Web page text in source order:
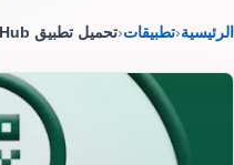
الرئيسية‹تطبيقات‹تحميل تطبيق WT Hub